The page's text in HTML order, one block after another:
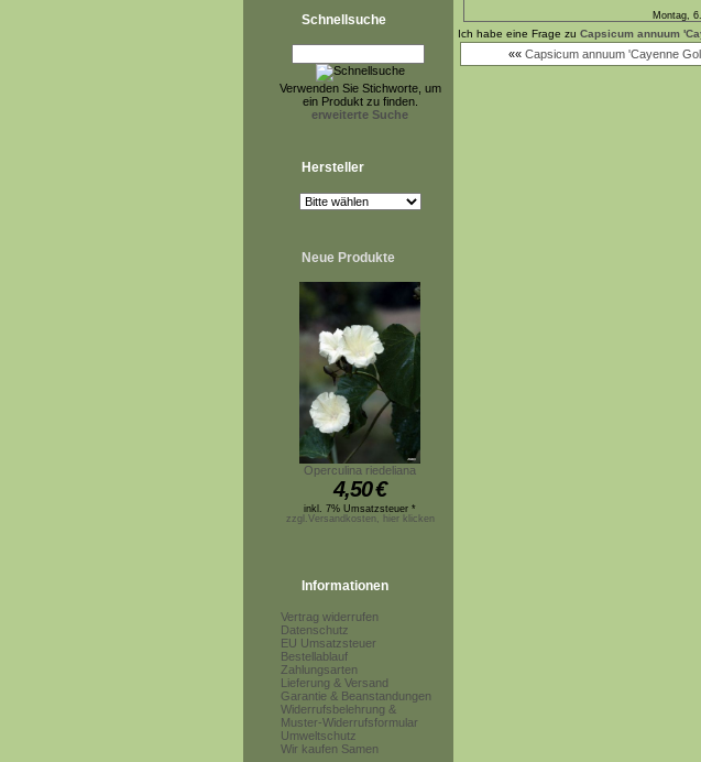
Schnellsuche
Verwenden Sie Stichworte, um
ein Produkt zu finden.
erweiterte Suche
Hersteller
Neue Produkte
Operculina riedeliana
4,50€
inkl. 7% Umsatzsteuer *
zzgl.Versandkosten, hier klicken
Informationen
Vertrag widerrufen
Datenschutz
EU Umsatzsteuer
Bestellablauf
Zahlungsarten
Lieferung & Versand
Garantie & Beanstandungen
Widerrufsbelehrung &
Muster-Widerrufsformular
Umweltschutz
Wir kaufen Samen
Montag,
Ich habe eine Frage zu Capsicum annuum
«« Capsicum annuum 'Cayenne